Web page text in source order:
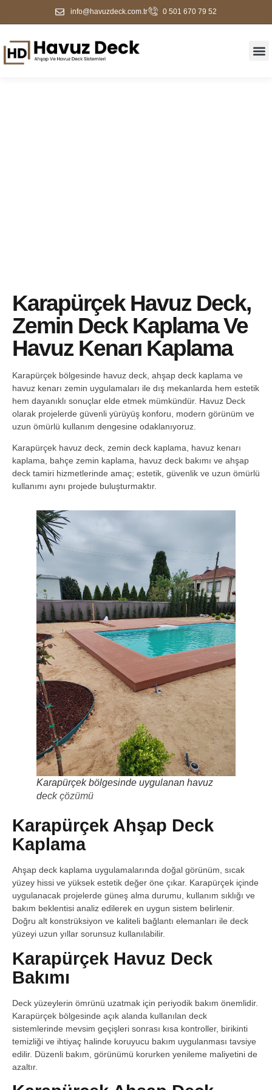
info@havuzdeck.com.tr 0 501 670 79 52
Karapürçek Havuz Deck,
Zemin Deck Kaplama Ve
Havuz Kenarı Kaplama
Karapürçek bölgesinde havuz deck, ahşap deck kaplama ve
havuz kenarı zemin uygulamaları ile dış mekanlarda hem estetik
hem dayanıklı sonuçlar elde etmek mümkündür. Havuz Deck
olarak projelerde güvenli yürüyüş konforu, modern görünüm ve
uzun ömürlü kullanım dengesine odaklanıyoruz.
Karapürçek havuz deck, zemin deck kaplama, havuz kenarı
kaplama, bahçe zemin kaplama, havuz deck bakımı ve ahşap
deck tamiri hizmetlerinde amaç; estetik, güvenlik ve uzun ömürlü
kullanımı aynı projede buluşturmaktır.
Karapürçek bölgesinde uygulanan havuz
deck çözümü
Karapürçek Ahşap Deck
Kaplama
Ahşap deck kaplama uygulamalarında doğal görünüm, sıcak
yüzey hissi ve yüksek estetik değer öne çıkar. Karapürçek içinde
uygulanacak projelerde güneş alma durumu, kullanım sıklığı ve
bakım beklentisi analiz edilerek en uygun sistem belirlenir.
Doğru alt konstrüksiyon ve kaliteli bağlantı elemanları ile deck
yüzeyi uzun yıllar sorunsuz kullanılabilir.
Karapürçek Havuz Deck
Bakımı
Deck yüzeylerin ömrünü uzatmak için periyodik bakım önemlidir.
Karapürçek bölgesinde açık alanda kullanılan deck
sistemlerinde mevsim geçişleri sonrası kısa kontroller, birikinti
temizliği ve ihtiyaç halinde koruyucu bakım uygulanması tavsiye
edilir. Düzenli bakım, görünümü korurken yenileme maliyetini de
azaltır.